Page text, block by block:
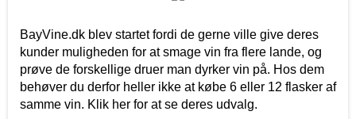
BayVine.dk blev startet fordi de gerne ville give deres
kunder muligheden for at smage vin fra flere lande, og
prøve de forskellige druer man dyrker vin på. Hos dem
behøver du derfor heller ikke at købe 6 eller 12 flasker af
samme vin. Klik her for at se deres udvalg.